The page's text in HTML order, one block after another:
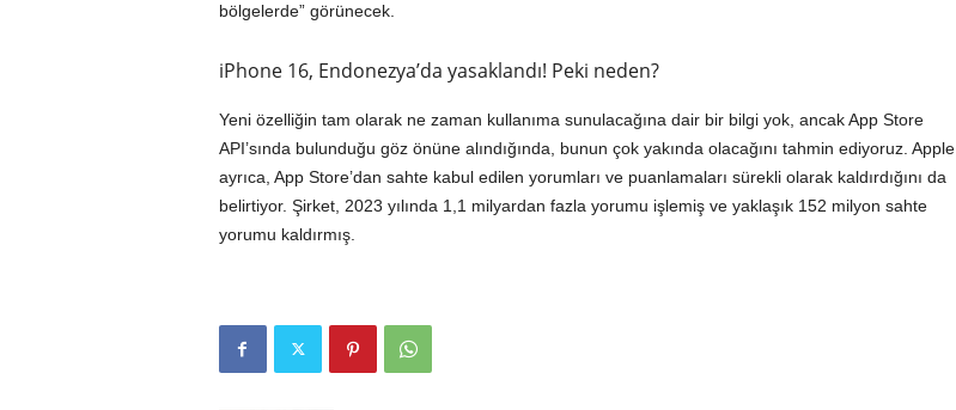
bölgelerde” görünecek.
iPhone 16, Endonezya’da yasaklandı! Peki neden?
Yeni özelliğin tam olarak ne zaman kullanıma sunulacağına dair bir bilgi yok, ancak App Store
API’sında bulunduğu göz önüne alındığında, bunun çok yakında olacağını tahmin ediyoruz. Apple
ayrıca, App Store’dan sahte kabul edilen yorumları ve puanlamaları sürekli olarak kaldırdığını da
belirtiyor. Şirket, 2023 yılında 1,1 milyardan fazla yorumu işlemiş ve yaklaşık 152 milyon sahte
yorumu kaldırmış.